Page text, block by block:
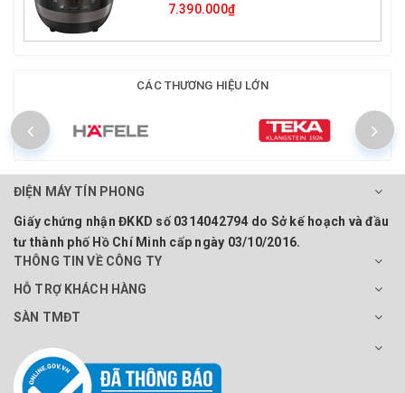
7.390.000₫
CÁC THƯƠNG HIỆU LỚN
ĐIỆN MÁY TÍN PHONG
Giấy chứng nhận ĐKKD số 0314042794 do Sở kế hoạch và đầu
tư thành phố Hồ Chí Minh cấp ngày 03/10/2016.
THÔNG TIN VỀ CÔNG TY
HỖ TRỢ KHÁCH HÀNG
SÀN TMĐT